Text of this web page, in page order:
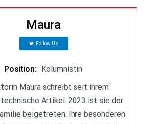
Maura
Follow Us
Position: Kolumnistin
Maura schreibt seit ihrem
Artikel. 2023 ist sie der
beigetreten. Ihre besonderen